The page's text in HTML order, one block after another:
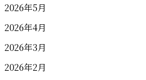
2026年5月
2026年4月
2026年3月
2026年2月